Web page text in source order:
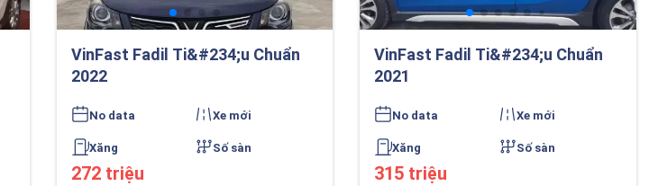
VinFast Fadil Ti&#234;u Chuẩn
2022
No data Xe mới
Xăng Số sàn
272 triệu
VinFast Fadil Ti&#234;u Chuẩn
2021
No data Xe mới
Xăng Số sàn
315 triệu